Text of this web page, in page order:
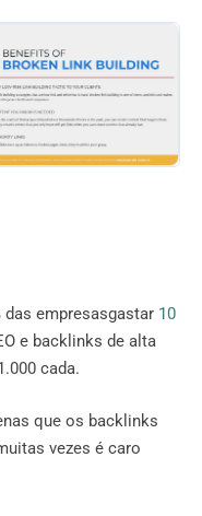
empresasgastar 10
e backlinks de alta
cada.
que os backlinks
vezes é caro